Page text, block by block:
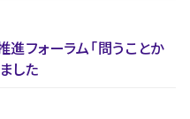
フォーラム「問うことか
した